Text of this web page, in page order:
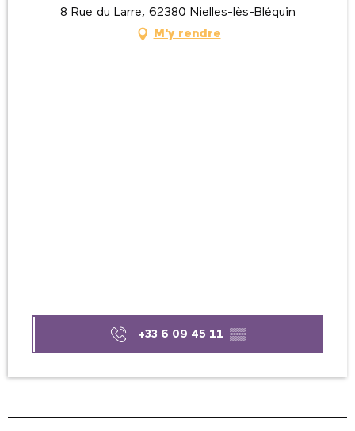
8 Rue du Larre, 62380 Nielles-lès-Bléquin
M'y rendre
+33 6 09 45 11 ▒▒